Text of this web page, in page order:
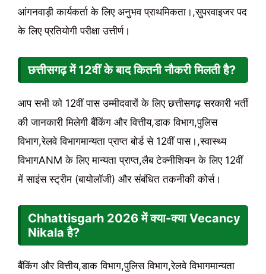
आंगनवाड़ी कार्यकर्ता के लिए अनुभव प्राथमिकता।,सुपरवाइजर पद
के लिए प्रतियोगी परीक्षा उत्तीर्ण।
छत्तीसगढ़ में 12वीं के बाद कितनी नौकरी मिलती है?
आप सभी को 12वीं पास उम्मीदवारों के लिए छत्तीसगढ़ सरकारी भर्ती
की जानकारी मिलेगी बैंकिंग और वित्तीय,डाक विभाग,पुलिस
विभाग,रेलवे विभागमान्यता प्राप्त बोर्ड से 12वीं पास।,स्वास्थ्य
विभागANM के लिए मान्यता प्राप्त,लैब टेक्नीशियन के लिए 12वीं
में साइंस स्ट्रीम (बायोलॉजी) और संबंधित तकनीकी कोर्स।
Chhattisgarh 2026 में क्या-क्या Vecancy
Nikala है?
बैंकिंग और वित्तीय,डाक विभाग,पुलिस विभाग,रेलवे विभागमान्यता